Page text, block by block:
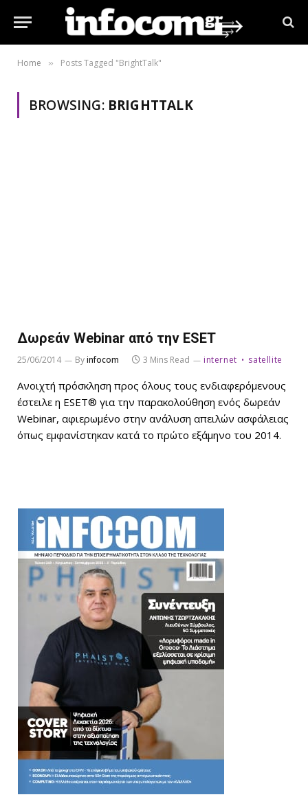
Home » Posts Tagged "BrightTalk"
BROWSING: BRIGHTTALK
Δωρεάν Webinar από την ESET
25/06/2014 Byinfocom 3 Mins Read internet satellite
Ανοιχτή πρόσκληση προς όλους τους ενδιαφερόμενους
έστειλε η ESET® για την παρακολούθηση ενός δωρεάν
Webinar, αφιερωμένο στην ανάλυση απειλών ασφάλειας
όπως εμφανίστηκαν κατά το πρώτο εξάμηνο του 2014.